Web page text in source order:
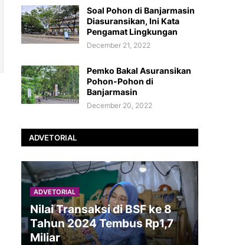
Soal Pohon di Banjarmasin
Diasuransikan, Ini Kata
Pengamat Lingkungan
December 21, 2022
Pemko Bakal Asuransikan
Pohon-Pohon di
Banjarmasin
December 20, 2022
ADVETORIAL
ADVETORIAL
Nilai Transaksi di BSF ke 8
Tahun 2024 Tembus Rp1,7
Miliar